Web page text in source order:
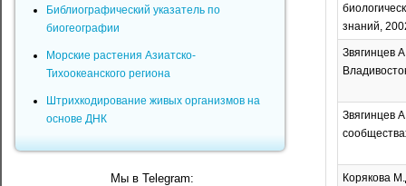
знаний,
Звягинцев
Звягинцев
Корякова
Библиографический указатель по
биогеографии
Морские растения Азиатско-
Тихоокеанского региона
Штрихкодирование живых организмов на
основе ДНК
Мы в Telegram: